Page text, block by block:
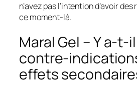
n’avez pas l’intention d’avoir
ce moment-là.
Maral Gel – Y a-t-
contre-
effets